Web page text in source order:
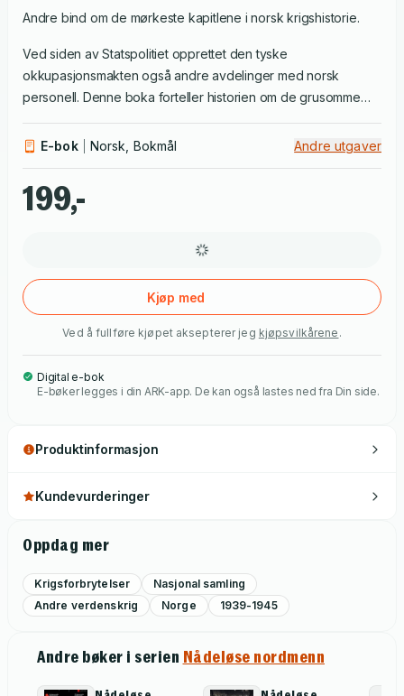
Andre bind om de mørkeste kapitlene i norsk krigshistorie.
Ved siden av Statspolitiet opprettet den tyske
okkupasjonsmakten også andre avdelinger med norsk
personell. Denne boka forteller historien om de grusomme
tjenestegjorde i fangeleirene i Nord-Norge. Her begikk en
overlagte drap av jugoslaviske fanger. Boka omhandler også
nordmennene som tjenestegjorde i en rekke mindre
bedriftsvern. Dette er første gang Hirdens rolle under andre
organisasjonen tok del i krigsforbrytelser i et langt større
omfang enn tidligere antatt.
E-bok Norsk, Bokmål Andre utgaver
199,-
Kjøp med
Ved å fullføre kjøpet aksepterer jeg kjøpsvilkårene .
Digital e-bok
E-bøker legges i din ARK-app. De kan også lastes ned fra Din side.
Produktinformasjon
Kundevurderinger
Oppdag mer
Krigsforbrytelser
Nasjonal samling
Andre verdenskrig
Norge 1939-1945
Andre bøker i serien Nådeløse nordmenn